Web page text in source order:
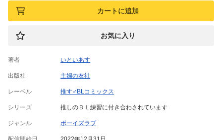
カートに追加
お気に入り
著者 いといあす
出版社 主婦の友社
レーベル 推す♂BLコミックス
シリーズ 推しのＢＬ練習に付き合わされています
ジャンル ボーイズラブ